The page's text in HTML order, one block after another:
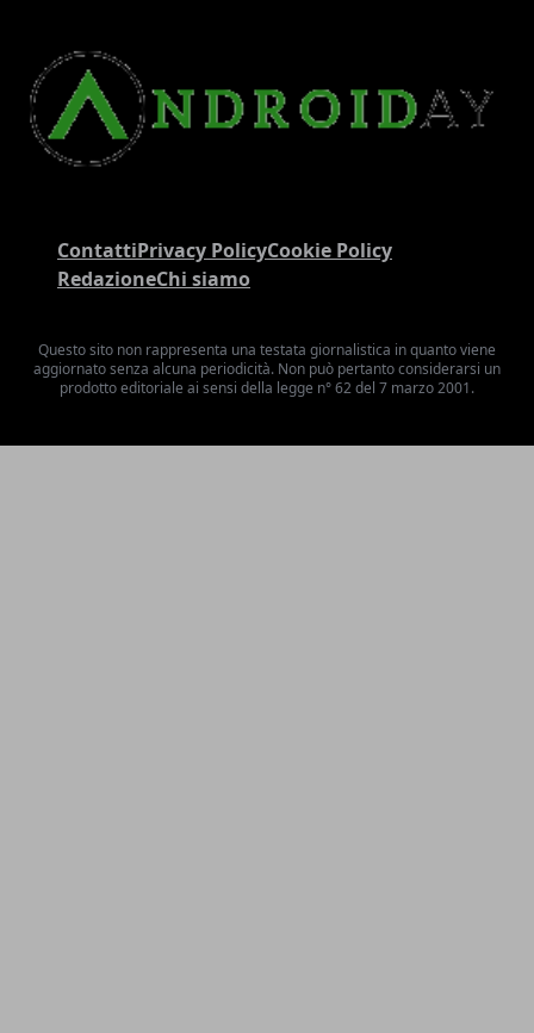
ContattiPrivacy PolicyCookie Policy
RedazioneChi siamo
Questo sito non rappresenta una testata giornalistica in quanto viene
aggiornato senza alcuna periodicità. Non può pertanto considerarsi un
prodotto editoriale ai sensi della legge n° 62 del 7 marzo 2001.